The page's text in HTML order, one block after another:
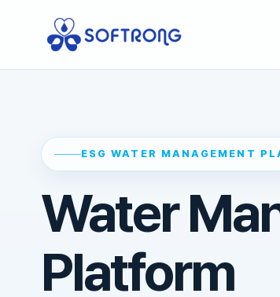
ESG WATER MANAGEMENT
Water
Platform